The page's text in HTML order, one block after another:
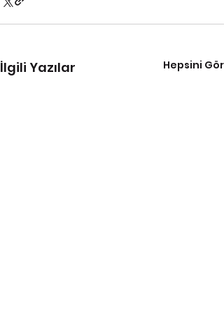
İlgili Yazılar Hepsini Gör